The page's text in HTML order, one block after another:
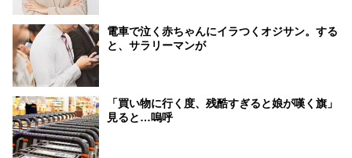
電車で泣く赤ちゃんにイラつくオジサン。する
と、サラリーマンが
「買い物に行く度、残酷すぎると娘が嘆く旗」
見ると…嗚呼